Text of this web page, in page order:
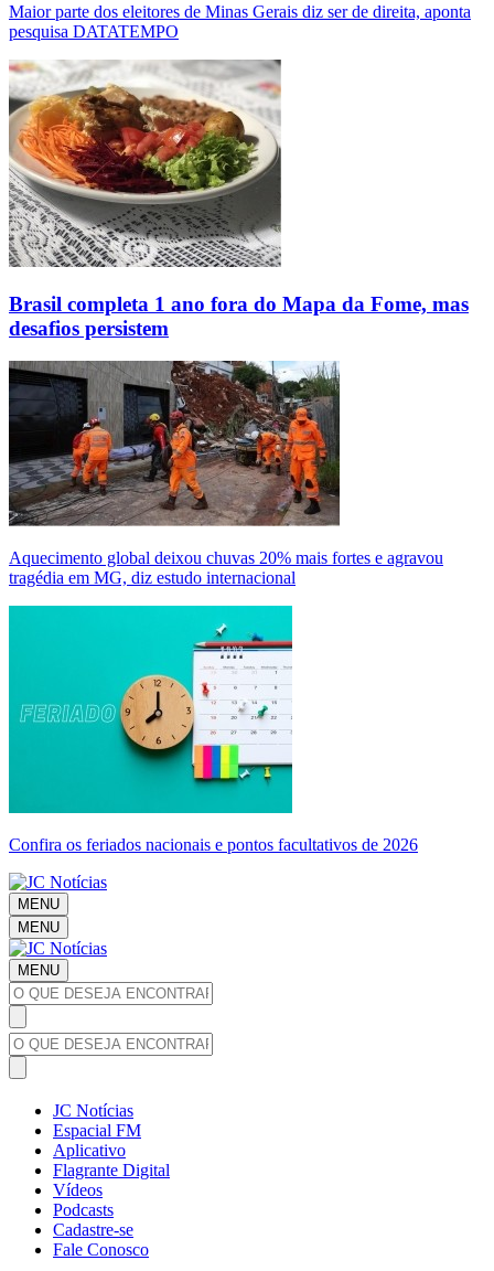
Maior parte dos eleitores de Minas Gerais diz ser de direita, aponta
pesquisa DATATEMPO
Brasil completa 1 ano fora do Mapa da Fome, mas
desafios persistem
Aquecimento global deixou chuvas 20% mais fortes e agravou
tragédia em MG, diz estudo internacional
Confira os feriados nacionais e pontos facultativos de 2026
MENU
MENU
MENU
JC Notícias
Espacial FM
Aplicativo
Flagrante Digital
Vídeos
Podcasts
Cadastre-se
Fale Conosco